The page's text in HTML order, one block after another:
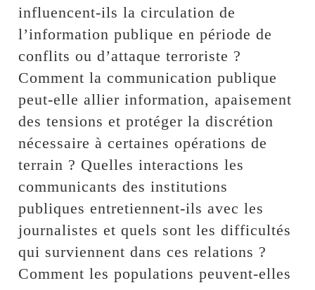
influencent-ils la circulation de
l’information publique en période de
conflits ou d’attaque terroriste ?
Comment la communication publique
peut-elle allier information, apaisement
des tensions et protéger la discrétion
nécessaire à certaines opérations de
terrain ? Quelles interactions les
communicants des institutions
publiques entretiennent-ils avec les
journalistes et quels sont les difficultés
qui surviennent dans ces relations ?
Comment les populations peuvent-elles